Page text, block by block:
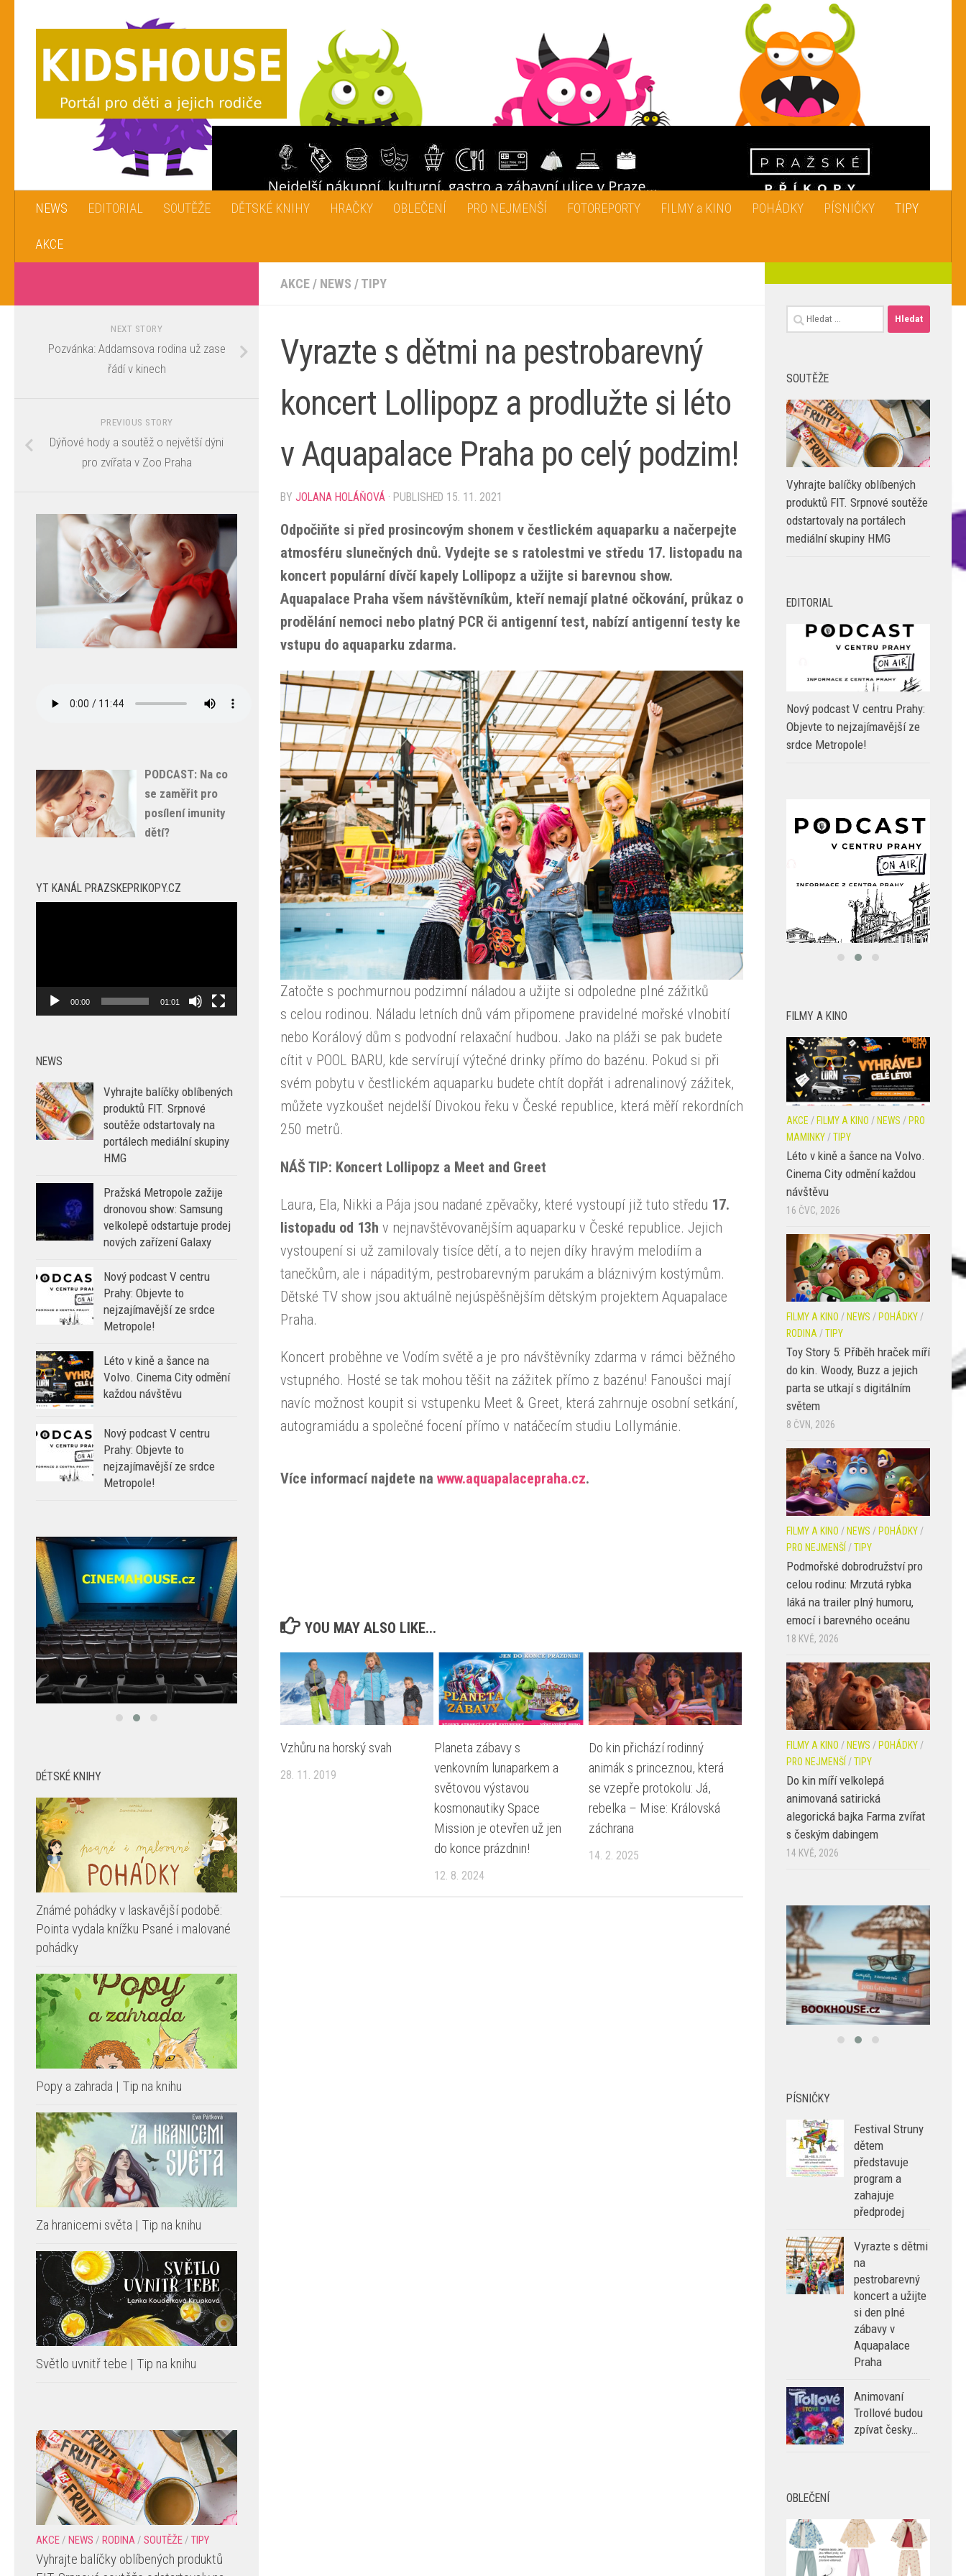
NEWS EDITORIAL SOUTĚŽE DĚTSKÉ KNIHY HRAČKY OBLEČENÍ PRO NEJMENŠÍ FOTOREPORTY FILMY a KINO POHÁDKY PÍSNIČKY TIPY
AKCE
AKCE / NEWS /TIPY
Vyrazte s dětmi na pestrobarevný
koncert Lollipopz a prodlužte si léto
v Aquapalace Praha po celý podzim!
BY JOLANA HOLÁŇOVÁ · PUBLISHED 15. 11. 2021
Odpočiňte si před prosincovým shonem v čestlickém aquaparku a načerpejte
atmosféru slunečných dnů. Vydejte se s ratolestmi ve středu 17. listopadu na
koncert populární dívčí kapely Lollipopz a užijte si barevnou show.
Aquapalace Praha všem návštěvníkům, kteří nemají platné očkování, průkaz o
prodělání nemoci nebo platný PCR či antigenní test, nabízí antigenní testy ke
vstupu do aquaparku zdarma.
Zatočte s pochmurnou podzimní náladou a užijte si odpoledne plné zážitků
s celou rodinou. Náladu letních dnů vám připomene pravidelné mořské vlnobití
nebo Korálový dům s podvodní relaxační hudbou. Jako na pláži se pak budete
cítit v POOL BARU, kde servírují výtečné drinky přímo do bazénu. Pokud si při
svém pobytu v čestlickém aquaparku budete chtít dopřát i adrenalinový zážitek,
můžete vyzkoušet nejdelší Divokou řeku v České republice, která měří rekordních
250 metrů.
NÁŠ TIP: Koncert Lollipopz a Meet and Greet
Laura, Ela, Nikki a Pája jsou nadané zpěvačky, které vystoupí již tuto středu 17.
listopadu od 13h v nejnavštěvovanějším aquaparku v České republice. Jejich
vystoupení si už zamilovaly tisíce dětí, a to nejen díky hravým melodiím a
tanečkům, ale i nápaditým, pestrobarevným parukám a bláznivým kostýmům.
Dětské TV show jsou aktuálně nejúspěšnějším dětským projektem Aquapalace
Praha.
Koncert proběhne ve Vodím světě a je pro návštěvníky zdarma v rámci běžného
vstupného. Hosté se tak mohou těšit na zážitek přímo z bazénu! Fanoušci mají
navíc možnost koupit si vstupenku Meet & Greet, která zahrnuje osobní setkání,
autogramiádu a společné focení přímo v natáčecím studiu Lollymánie.
Více informací najdete na www.aquapalacepraha.cz.
YOU MAY ALSO LIKE...
Vzhůru na horský svah
28. 11. 2019
Planeta zábavy s
venkovním lunaparkem a
světovou výstavou
kosmonautiky Space
Mission je otevřen už jen
do konce prázdnin!
12. 8. 2024
Do kin přichází rodinný
animák s princeznou, která
se vzepře protokolu: Já,
rebelka – Mise: Královská
záchrana
14. 2. 2025
NEXT STORY
Pozvánka: Addamsova rodina už zase
řádí v kinech
PREVIOUS STORY
Dýňové hody a soutěž o největší dýni
pro zvířata v Zoo Praha
PODCAST: Na co
se zaměřit pro
posílení imunity
dětí?
YT KANÁL PRAZSKEPRIKOPY.CZ
00:00 01:01
NEWS
Vyhrajte balíčky oblíbených
produktů FIT. Srpnové
soutěže odstartovaly na
portálech mediální skupiny
HMG
Pražská Metropole zažije
dronovou show: Samsung
velkolepě odstartuje prodej
nových zařízení Galaxy
Nový podcast V centru
Prahy: Objevte to
nejzajímavější ze srdce
Metropole!
Léto v kině a šance na
Volvo. Cinema City odmění
každou návštěvu
Nový podcast V centru
Prahy: Objevte to
nejzajímavější ze srdce
Metropole!
DÉTSKÉ KNIHY
Známé pohádky v laskavější podobě:
Pointa vydala knížku Psané i malované
pohádky
Popy a zahrada | Tip na knihu
Za hranicemi světa | Tip na knihu
Světlo uvnitř tebe | Tip na knihu
AKCE/ NEWS / RODINA/ SOUTĚŽE/ TIPY
Vyhrajte balíčky oblíbených produktů
Vyhledávání
SOUTĚŽE
Vyhrajte balíčky oblíbených
produktů FIT. Srpnové soutěže
odstartovaly na portálech
mediální skupiny HMG
EDITORIAL
Nový podcast V centru Prahy:
Objevte to nejzajímavější ze
srdce Metropole!
FILMY A KINO
AKCE /FILMY A KINO /NEWS /PRO
MAMINKY /TIPY
Léto v kině a šance na Volvo.
Cinema City odmění každou
návštěvu
16 ČVC, 2026
FILMY A KINO / NEWS / POHÁDKY /
RODINA /TIPY
Toy Story 5: Příběh hraček míří
do kin. Woody, Buzz a jejich
parta se utkají s digitálním
světem
8 ČVN, 2026
FILMY A KINO / NEWS / POHÁDKY /
PRO NEJMENŠÍ /TIPY
Podmořské dobrodružství pro
celou rodinu: Mrzutá rybka
láká na trailer plný humoru,
emocí i barevného oceánu
18 KVĚ, 2026
FILMY A KINO / NEWS / POHÁDKY /
PRO NEJMENŠÍ /TIPY
Do kin míří velkolepá
animovaná satirická
alegorická bajka Farma zvířat
s českým dabingem
14 KVĚ, 2026
PÍSNIČKY
Festival Struny
dětem
představuje
program a
zahajuje
předprodej
Vyrazte s dětmi
na
pestrobarevný
koncert a užijte
si den plné
zábavy v
Aquapalace
Praha
Animovaní
Trollové budou
zpívat česky…
OBLEČENÍ